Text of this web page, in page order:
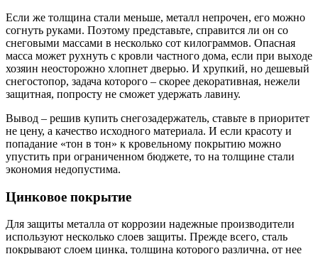
Если же толщина стали меньше, металл непрочен, его можно
согнуть руками. Поэтому представьте, справится ли он со
снеговыми массами в несколько сот килограммов. Опасная
масса может рухнуть с кровли частного дома, если при выходе
хозяин неосторожно хлопнет дверью. И хрупкий, но дешевый
снегостопор, задача которого – скорее декоративная, нежели
защитная, попросту не сможет удержать лавину.
Вывод – решив купить снегозадержатель, ставьте в приоритет
не цену, а качество исходного материала. И если красоту и
попадание «тон в тон» к кровельному покрытию можно
упустить при ограниченном бюджете, то на толщине стали
экономия недопустима.
Цинковое покрытие
Для защиты металла от коррозии надежные производители
используют несколько слоев защиты. Прежде всего, сталь
покрывают слоем цинка, толщина которого различна, от нее